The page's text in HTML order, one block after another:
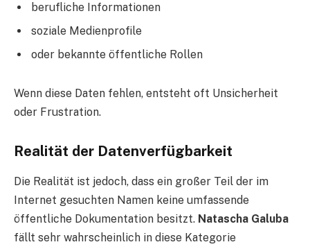
berufliche Informationen
soziale Medienprofile
oder bekannte öffentliche Rollen
Wenn diese Daten fehlen, entsteht oft Unsicherheit
oder Frustration.
Realität der Datenverfügbarkeit
Die Realität ist jedoch, dass ein großer Teil der im
Internet gesuchten Namen keine umfassende
öffentliche Dokumentation besitzt. Natascha Galuba
fällt sehr wahrscheinlich in diese Kategorie